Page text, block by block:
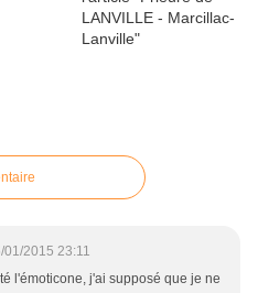
01/2015 23:11
l'émoticone, j'ai supposé que je ne